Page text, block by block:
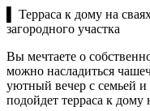
▌ Терраса к дому на
загородного участка
Вы мечтаете о
можно насладиться
уютный вечер с семьей и
подойдет терраса к дому